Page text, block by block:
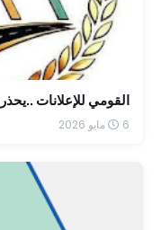
القومي للإعلانات
6 مايو 2026